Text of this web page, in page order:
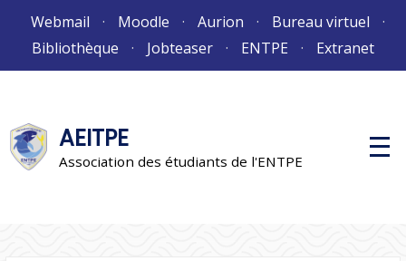
Webmail Moodle Aurion
Bureau virtuel
Bibliothèque
Jobteaser ENTPE Extranet
AEITPE
Association des étudiants de l'ENTPE
M
e